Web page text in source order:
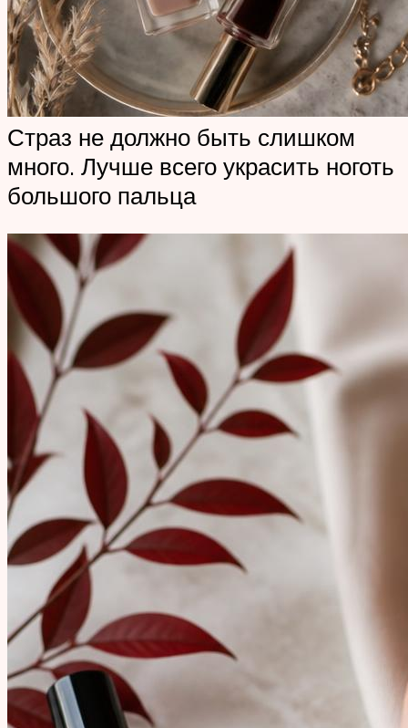
Страз не должно быть слишком
много. Лучше всего украсить ноготь
большого пальца